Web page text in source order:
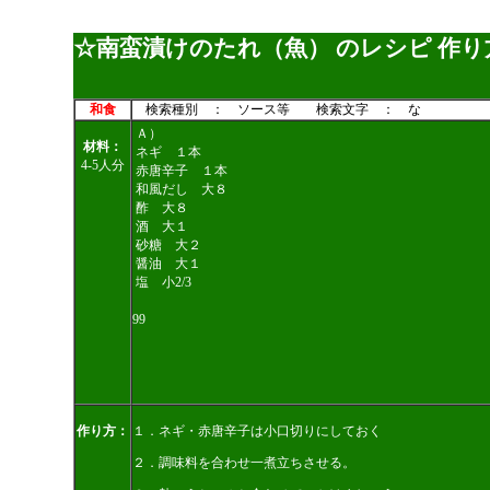
☆南蛮漬けのたれ（魚） のレシピ 作り
和食 検索種別 ： ソース等 検索文字 ： な
材料：
4-5人分
Ａ）
ネギ １本
赤唐辛子 １本
和風だし 大８
酢 大８
酒 大１
砂糖 大２
醤油 大１
塩 小2/3
99
作り方： １．ネギ・赤唐辛子は小口切りにしておく
２．調味料を合わせ一煮立ちさせる。